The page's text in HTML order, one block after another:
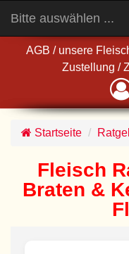
AGB / unsere
Zustellung /
Bitte auswählen ...
Startseite
Fleisch
Braten &